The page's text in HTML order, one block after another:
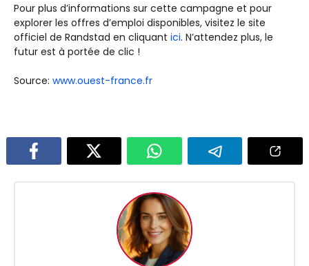
Pour plus d’informations sur cette campagne et pour
explorer les offres d’emploi disponibles, visitez le site
officiel de Randstad en cliquant ici. N’attendez plus, le
futur est à portée de clic !
Source: www.ouest-france.fr